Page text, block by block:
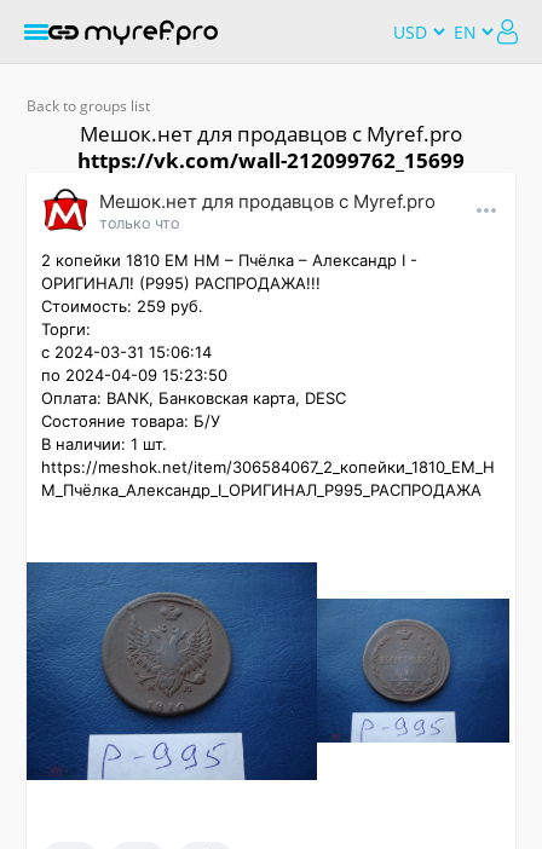
Back to groups list
Мешок.нет для продавцов c Myref.pro
https://vk.com/wall-212099762_15699
Мешок.нет для продавцов c Myref.pro
только что
2 копейки 1810 ЕМ НМ – Пчёлка – Александр I -
ОРИГИНАЛ! (P995) РАСПРОДАЖА!!!
Стоимость: 259 руб.
Торги:
с 2024-03-31 15:06:14
по 2024-04-09 15:23:50
Оплата: BANK, Банковская карта, DESC
Состояние товара: Б/У
В наличии: 1 шт.
https://meshok.net/item/306584067_2_копейки_1810_ЕМ_Н
М_Пчёлка_Александр_I_ОРИГИНАЛ_P995_РАСПРОДАЖА